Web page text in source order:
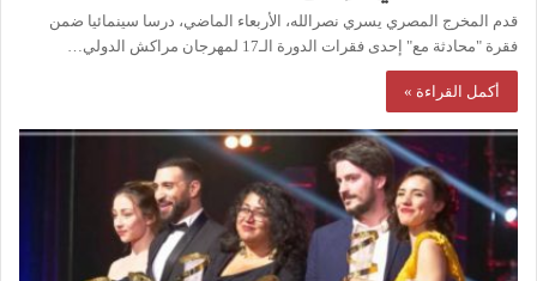
قدم المخرج المصري يسري نصرالله، الأربعاء الماضي، درسا سينمائيا ضمن
فقرة "محادثة مع" إحدى فقرات الدورة الـ17 لمهرجان مراكش الدولي…
أكمل القراءة »